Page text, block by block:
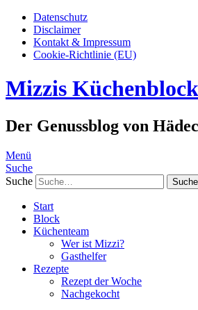
Datenschutz
Disclaimer
Kontakt & Impressum
Cookie-Richtlinie (EU)
Mizzis Küchenblock
Der Genussblog von
Menü
Suche
Suche
Start
Block
Küchenteam
Wer ist Mizzi?
Gasthelfer
Rezepte
Rezept der Woche
Nachgekocht